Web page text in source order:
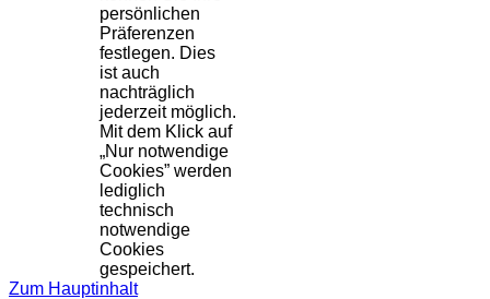
persönlichen
Präferenzen
festlegen. Dies
ist auch
nachträglich
jederzeit möglich.
Mit dem Klick auf
„Nur notwendige
Cookies” werden
lediglich
technisch
notwendige
Cookies
gespeichert.
Zum Hauptinhalt